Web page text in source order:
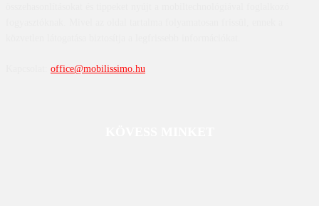
office@mobilissimo.hu